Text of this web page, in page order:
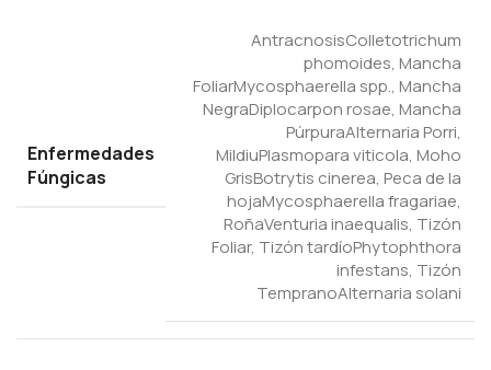
Enfermedades
Fúngicas
AntracnosisColletotrichum
phomoides, Mancha
FoliarMycosphaerella spp., Mancha
NegraDiplocarpon rosae, Mancha
PúrpuraAlternaria Porri,
MildiuPlasmopara viticola, Moho
GrisBotrytis cinerea, Peca de la
hojaMycosphaerella fragariae,
RoñaVenturia inaequalis, Tizón
Foliar, Tizón tardíoPhytophthora
infestans, Tizón
TempranoAlternaria solani